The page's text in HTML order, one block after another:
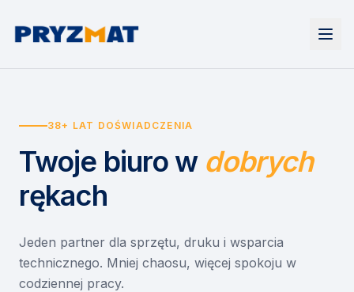
Urządzenia
Drukarki i urządzenia wielofunkcyjne
Etykiety i identyfikacja
Skanery i obieg dokumentów
Monitory interaktywne
Niszczarki dokumentów
Wynajem drukarek
Wynajem urządzeń biurowych
Asystent druku
EZD RP
Misja szkoła
Serwis
O nas
Kontakt
38+ LAT DOŚWIADCZENIA
Twoje biuro w dobrych
rękach
Jeden partner dla sprzętu, druku i wsparcia
technicznego. Mniej chaosu, więcej spokoju w
codziennej pracy.